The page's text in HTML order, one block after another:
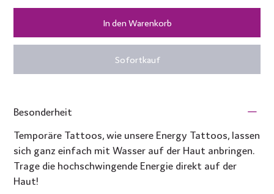
In den Warenkorb
Sofortkauf
Besonderheit
Temporäre Tattoos, wie unsere Energy Tattoos, lassen
sich ganz einfach mit Wasser auf der Haut anbringen.
Trage die hochschwingende Energie direkt auf der
Haut!